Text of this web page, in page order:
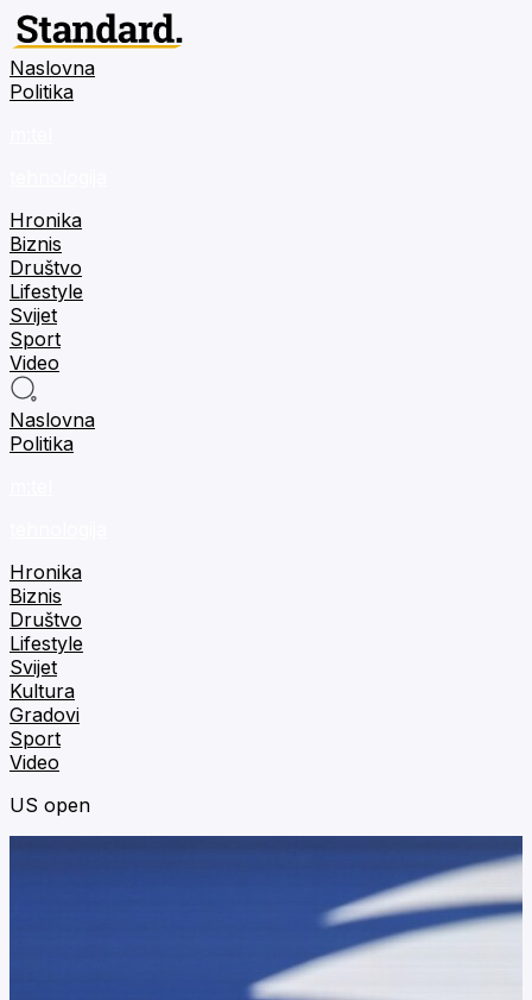
Naslovna
Politika
Hronika
Biznis
Društvo
Lifestyle
Svijet
Sport
Video
Naslovna
Politika
Hronika
Biznis
Društvo
Lifestyle
Svijet
Kultura
Gradovi
Sport
Video
US open